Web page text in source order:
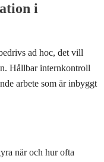
i
ad hoc, det vill
Hållbar internkontroll
arbete som är inbyggt
när och hur ofta